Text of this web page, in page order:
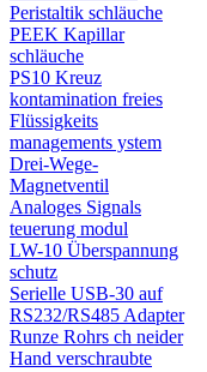
Peristaltik schläuche
PEEK Kapillar
schläuche
PS10 Kreuz
kontamination freies
Flüssigkeits
managements ystem
Drei-Wege-
Magnetventil
Analoges Signals
teuerung modul
LW-10 Überspannung
schutz
Serielle USB-30 auf
RS232/RS485 Adapter
Runze Rohrs ch neider
Hand verschraubte